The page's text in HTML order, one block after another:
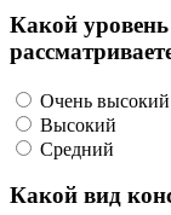
Какой
Очень высокий
Высокий
Средний
Какой вид